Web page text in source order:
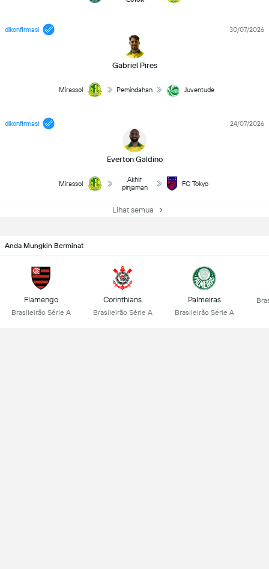
dikonfirmasi
Gabriel Pires
30/07/2026
Mirassol Pemindahan Juventude
dikonfirmasi
Everton Galdino
24/07/2026
Mirassol
Akhir
pinjaman
FC Tokyo
Lihat semua
Anda Mungkin Berminat
Flamengo
Brasileirão Série A
Corinthians
Brasileirão Série A
Palmeiras
Brasileirão Série A